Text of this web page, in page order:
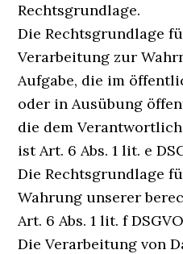
Rechtsgrundlage.
Die Rechtsgrundlage
Verarbeitung zur
Aufgabe, die im
oder in Ausübung
die dem
ist Art. 6 Abs. 1 lit. e
Die Rechtsgrundlage
Wahrung unserer
Art. 6 Abs. 1 lit. f
Die Verarbeitung von